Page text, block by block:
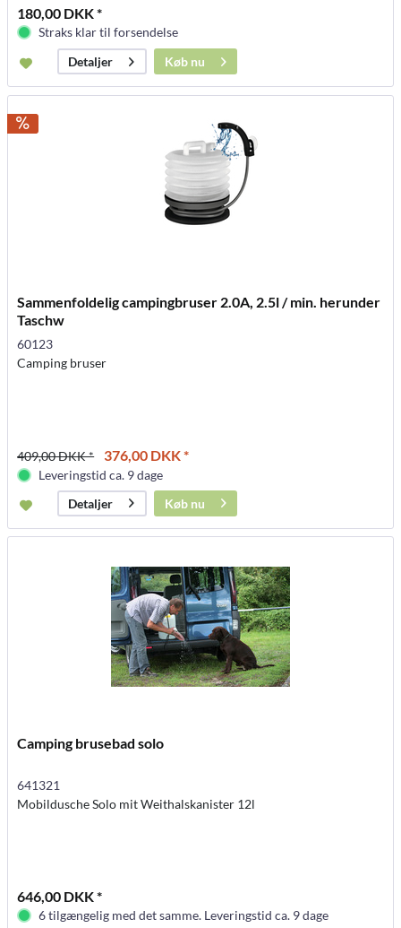
180,00 DKK *
Straks klar til forsendelse
Detaljer
Køb nu
Sammenfoldelig campingbruser 2.0A, 2.5l / min. herunder
Taschw
60123
Camping bruser
409,00 DKK * 376,00 DKK *
Leveringstid ca. 9 dage
Detaljer
Køb nu
Camping brusebad solo
641321
Mobildusche Solo mit Weithalskanister 12l
646,00 DKK *
6 tilgængelig med det samme. Leveringstid ca. 9 dage